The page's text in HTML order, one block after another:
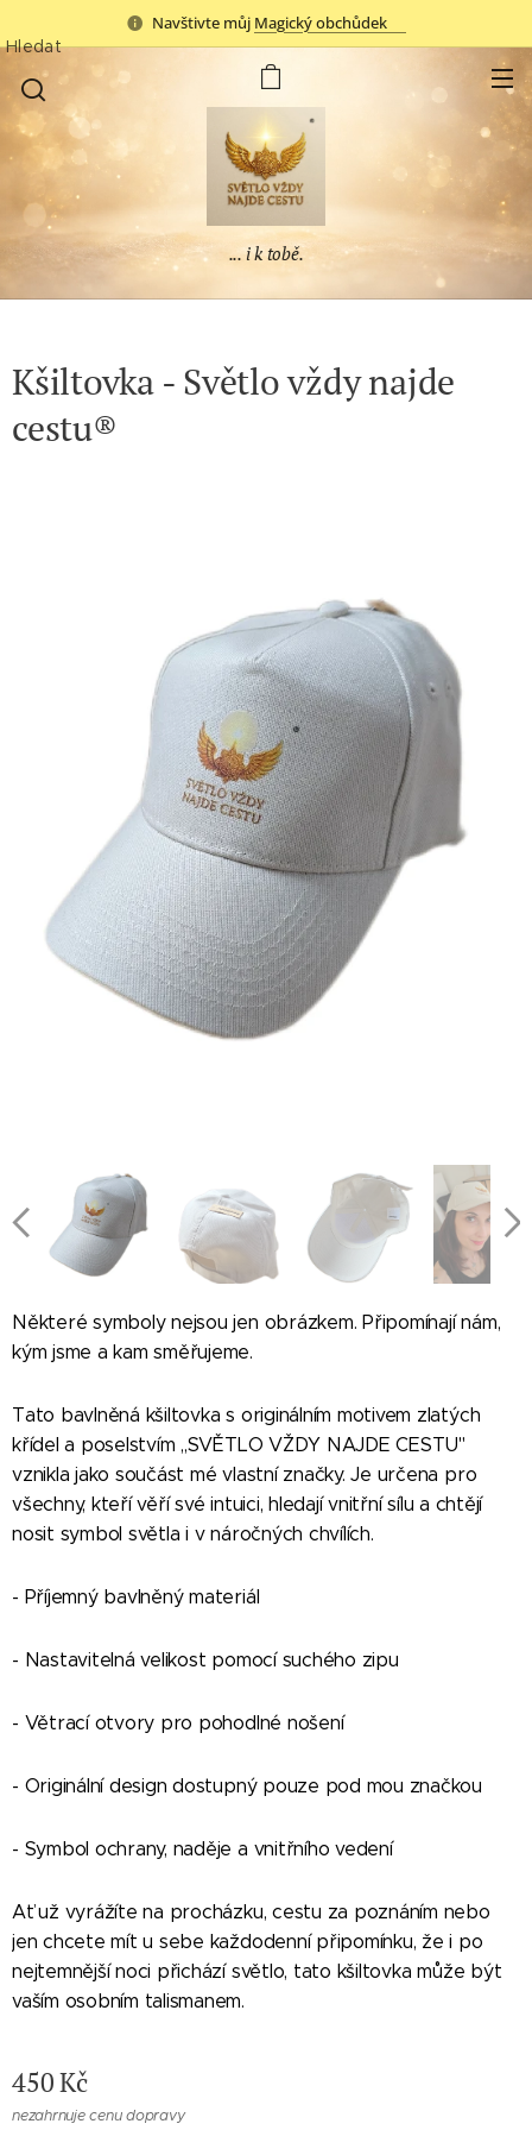
Navštivte můj Magický obchůdek✨
... i k tobě.
Hledat
Kšiltovka - Světlo vždy najde
cestu®
Některé symboly nejsou jen obrázkem. Připomínají nám,
kým jsme a kam směřujeme.
Tato bavlněná kšiltovka s originálním motivem zlatých
křídel a poselstvím ,,SVĚTLO VŽDY NAJDE CESTU"
vznikla jako součást mé vlastní značky. Je určena pro
všechny, kteří věří své intuici, hledají vnitřní sílu a chtějí
nosit symbol světla i v náročných chvílích.
- Příjemný bavlněný materiál
- Nastavitelná velikost pomocí suchého zipu
- Větrací otvory pro pohodlné nošení
- Originální design dostupný pouze pod mou značkou
- Symbol ochrany, naděje a vnitřního vedení
Ať už vyrážíte na procházku, cestu za poznáním nebo
jen chcete mít u sebe každodenní připomínku, že i po
nejtemnější noci přichází světlo, tato kšiltovka může být
vaším osobním talismanem.
450Kč
nezahrnuje cenu dopravy